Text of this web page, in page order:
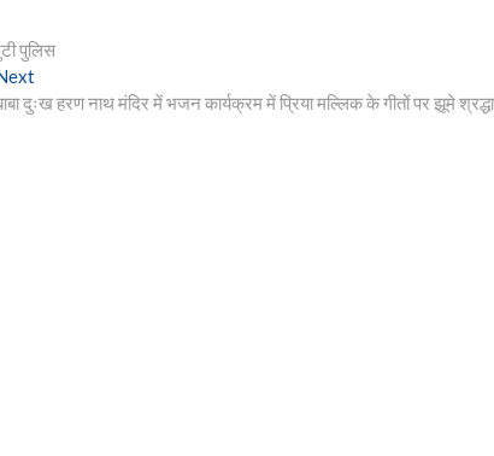
पुलिस
post:
दुःख हरण नाथ मंदिर में भजन कार्यक्रम में प्रिया मल्लिक के गीतों पर झूमे